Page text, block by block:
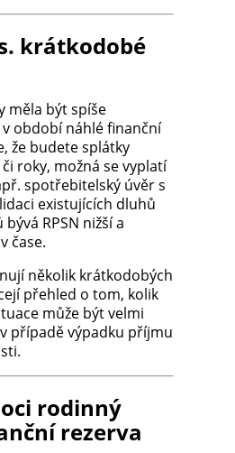
krátkodobé
měla být spíše
období náhlé finanční
že budete splátky
roky, možná se vyplatí
spotřebitelský úvěr s
existujících dluhů
RPSN nižší a
čase.
několik krátkodobých
přehled o tom, kolik
může být velmi
případě výpadku příjmu
rodinný
rezerva